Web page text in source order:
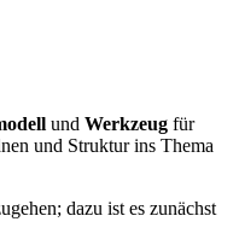
und Werkzeug für
und Struktur ins Thema
dazu ist es zunächst